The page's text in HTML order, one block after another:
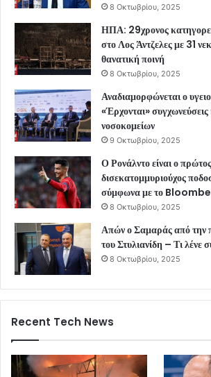
8 Οκτωβρίου, 2025
ΗΠΑ: 29χρονος
στο Λος Άντζελες με 31
θανατική ποινή
8 Οκτωβρίου, 2025
Αναδιαμορφώνεται ο
«Έρχονται» συγχωνεύσεις
νοσοκομείων
9 Οκτωβρίου, 2025
Ο Ρονάλντο είναι ο πρώτος
δισεκατομμυριούχος
σύμφωνα με το
8 Οκτωβρίου, 2025
Απών ο Σαμαράς από την
του Στυλιανίδη – Τι λένε
8 Οκτωβρίου, 2025
Recent Tech News